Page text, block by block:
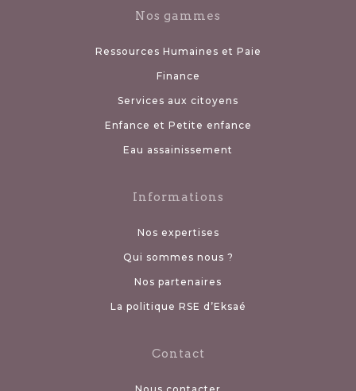
Nos gammes
Ressources Humaines et Paie
Finance
Services aux citoyens
Enfance et Petite enfance
Eau assainissement
Informations
Nos expertises
Qui sommes nous ?
Nos partenaires
La politique RSE d’Eksaé
Contact